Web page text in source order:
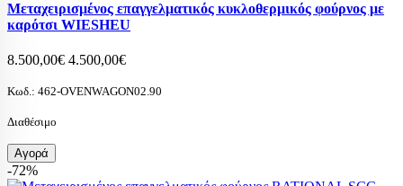
Μεταχειρισμένος επαγγελματικός κυκλοθερμικός φούρνος με
καρότσι WIESHEU
8.500,00€ 4.500,00€
Κωδ.: 462-OVENWAGON02.90
Διαθέσιμο
Αγορά
-72%